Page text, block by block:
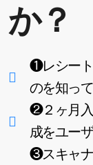
か？
❶レシー
のを知っ
❷２ヶ月
成をユー
❸スキャ